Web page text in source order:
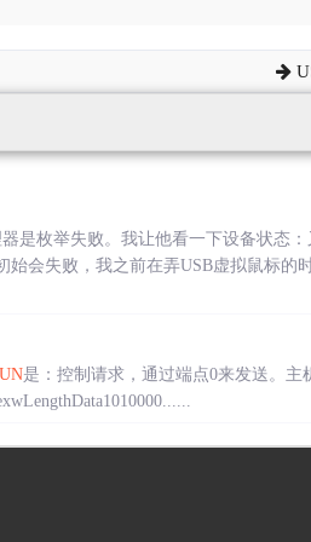
是枚举失败。我让他看一下设备状态
会失败，我之前在弄USB虚拟鼠标的
是：控制请求，通过端点0来发送。主